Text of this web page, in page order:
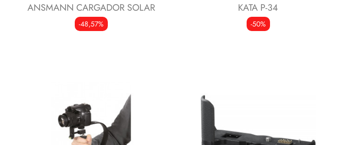
ANSMANN CARGADOR SOLAR
-48,57%
KATA P-34
-50%